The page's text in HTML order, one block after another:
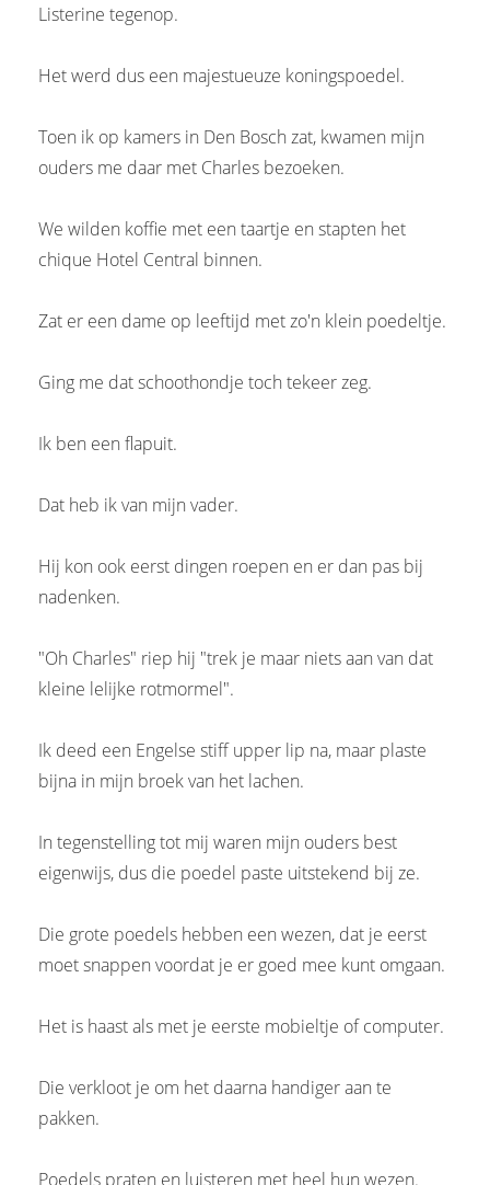
Listerine tegenop.
Het werd dus een majestueuze koningspoedel.
Toen ik op kamers in Den Bosch zat, kwamen mijn
ouders me daar met Charles bezoeken.
We wilden koffie met een taartje en stapten het
chique Hotel Central binnen.
Zat er een dame op leeftijd met zo'n klein poedeltje.
Ging me dat schoothondje toch tekeer zeg.
Ik ben een flapuit.
Dat heb ik van mijn vader.
Hij kon ook eerst dingen roepen en er dan pas bij
nadenken.
"Oh Charles" riep hij "trek je maar niets aan van dat
kleine lelijke rotmormel".
Ik deed een Engelse stiff upper lip na, maar plaste
bijna in mijn broek van het lachen.
In tegenstelling tot mij waren mijn ouders best
eigenwijs, dus die poedel paste uitstekend bij ze.
Die grote poedels hebben een wezen, dat je eerst
moet snappen voordat je er goed mee kunt omgaan.
Het is haast als met je eerste mobieltje of computer.
Die verkloot je om het daarna handiger aan te
pakken.
Poedels praten en luisteren met heel hun wezen.